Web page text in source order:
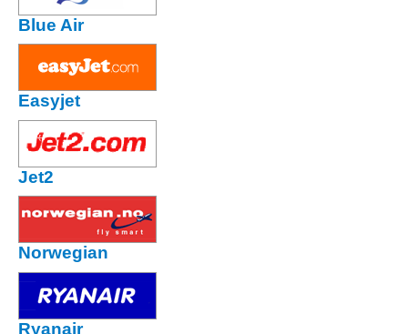
Blue Air
Easyjet
Jet2
Norwegian
Ryanair